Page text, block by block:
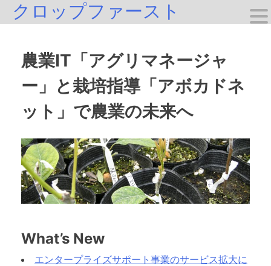
Skipクロップファースト
農業IT「アグリマネージャ
ー」と栽培指導「アボカドネ
ット」で農業の未来へ
What’s New
エンタープライズサポート事業のサービス拡大に